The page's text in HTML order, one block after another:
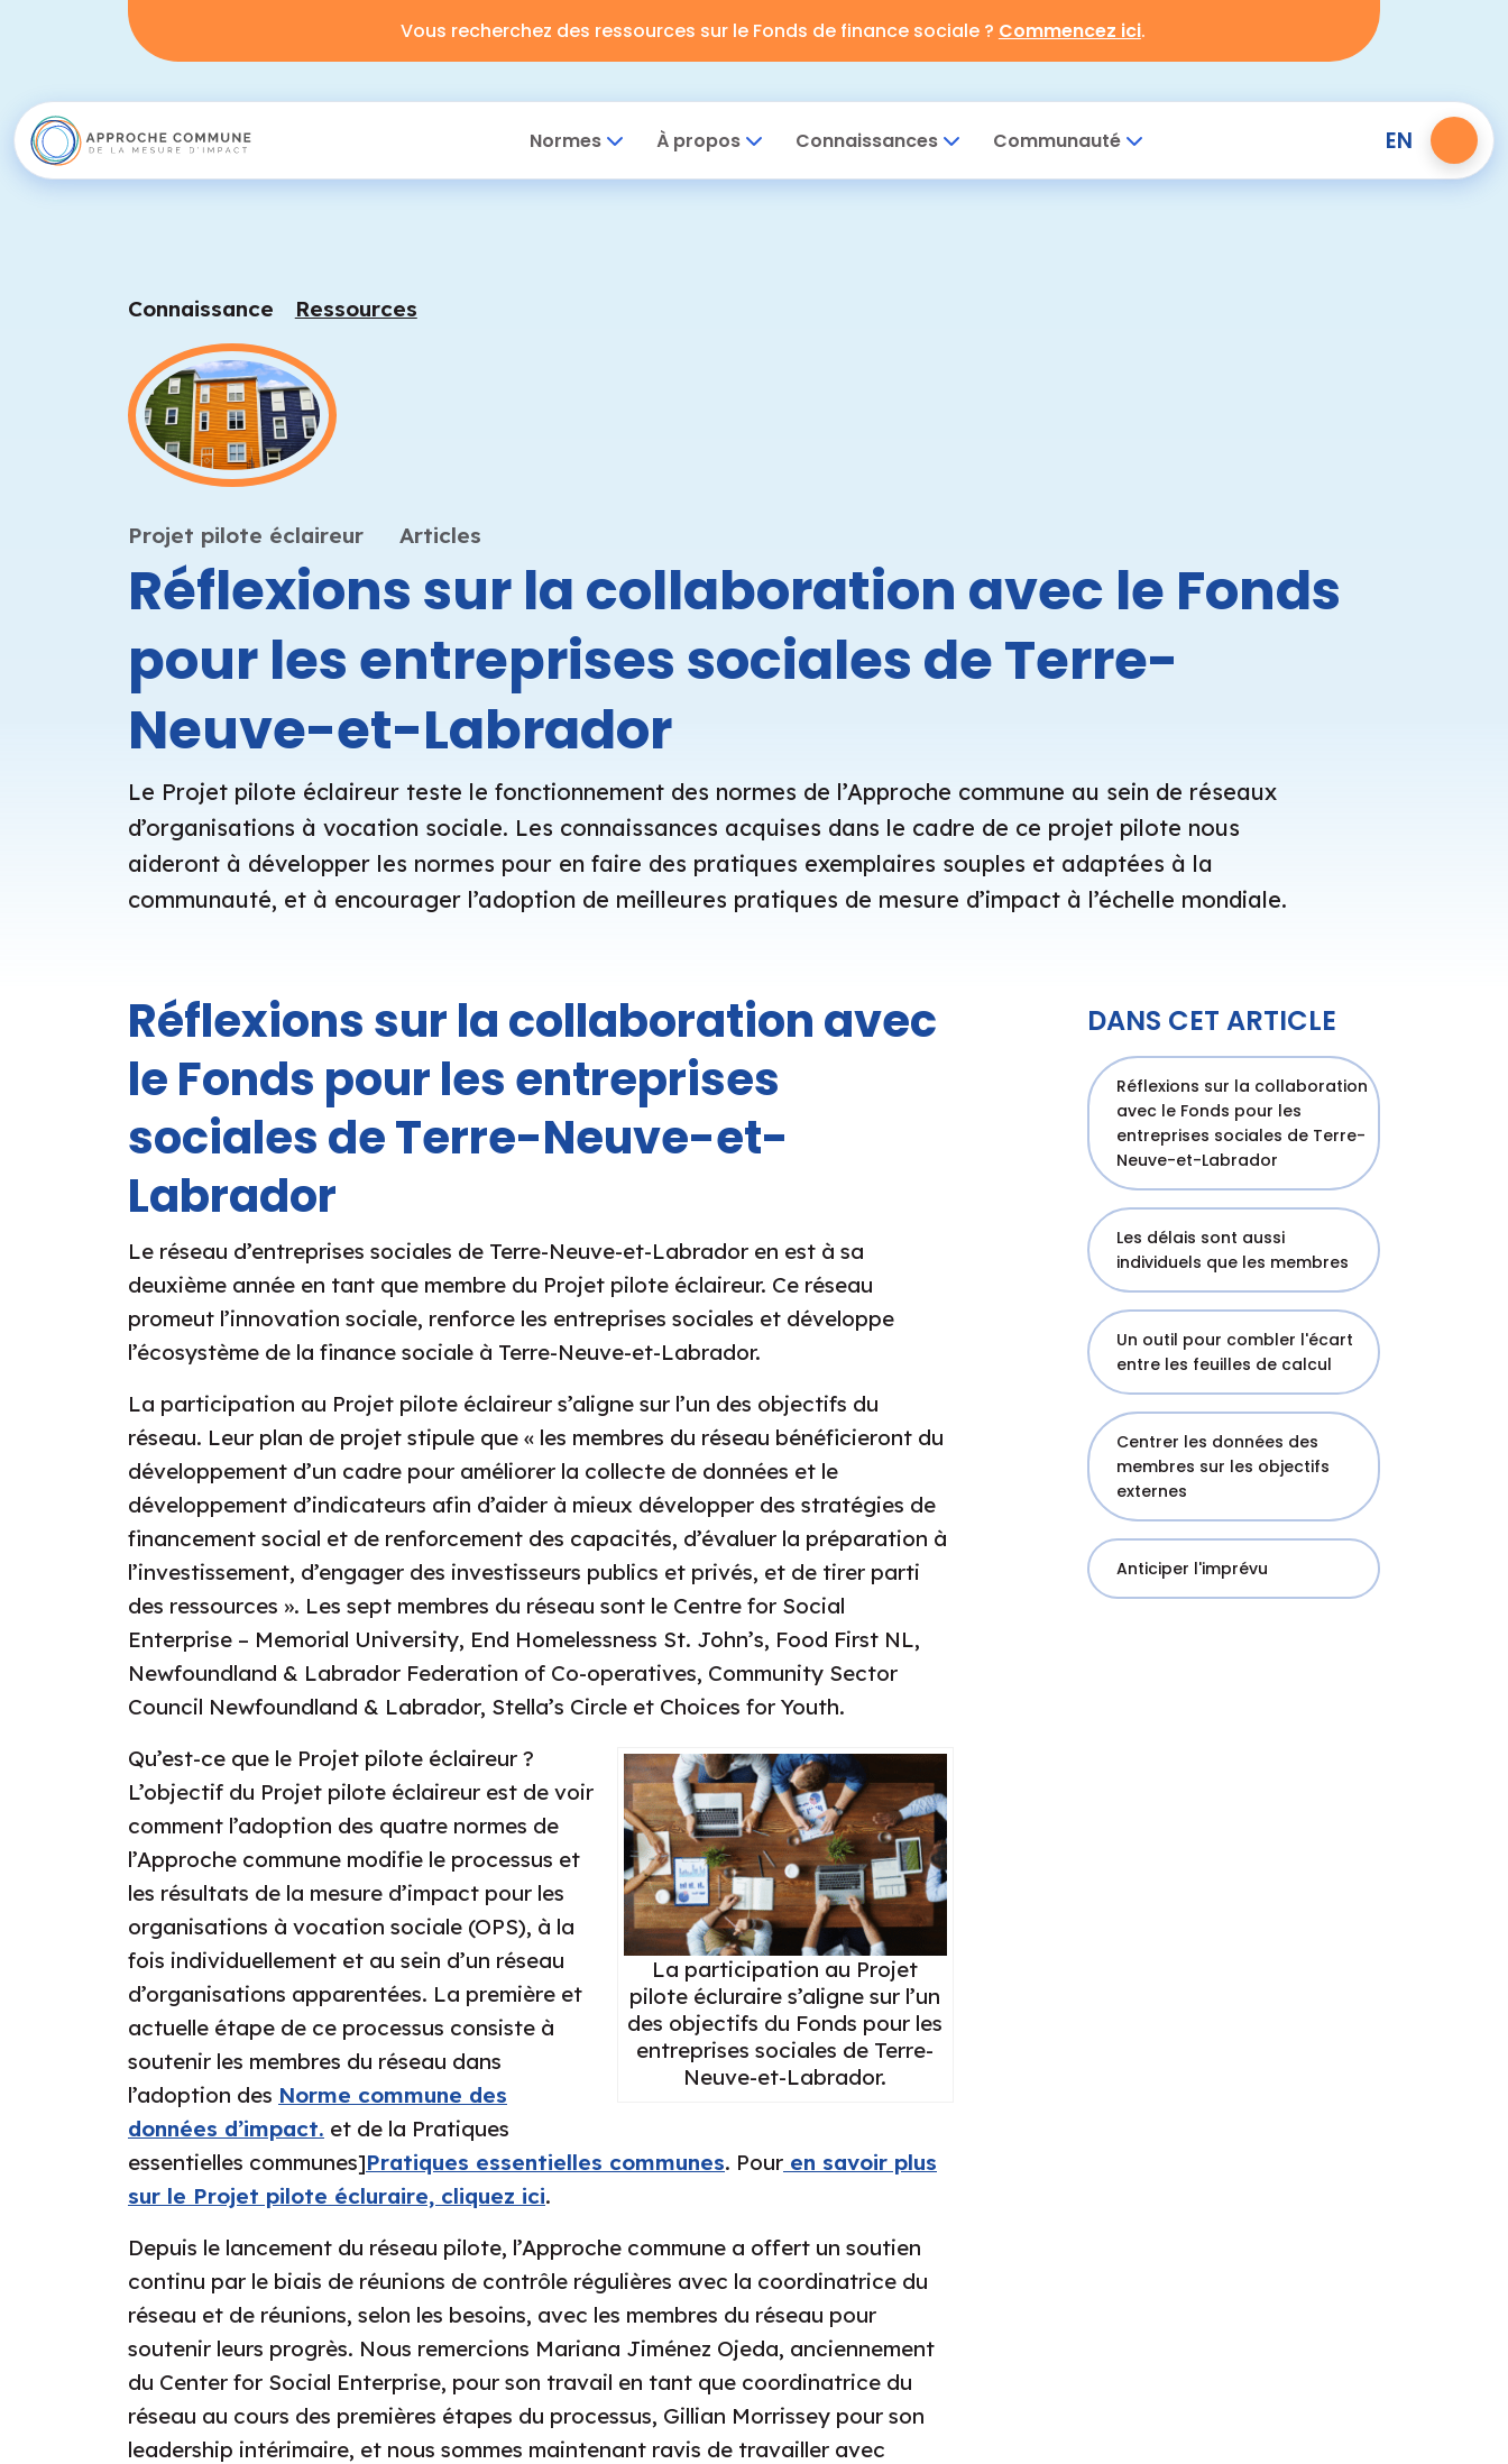
Vous recherchez des ressources sur le Fonds de finance sociale ? Commencez ici.
Normes À propos Connaissances Communauté EN
Connaissance Ressources
Projet pilote éclaireur Articles
Réflexions sur la collaboration avec le Fonds
pour les entreprises sociales de Terre-
Neuve-et-Labrador
Le Projet pilote éclaireur teste le fonctionnement des normes de l’Approche commune au sein de réseaux
d’organisations à vocation sociale. Les connaissances acquises dans le cadre de ce projet pilote nous
aideront à développer les normes pour en faire des pratiques exemplaires souples et adaptées à la
communauté, et à encourager l’adoption de meilleures pratiques de mesure d’impact à l’échelle mondiale.
Réflexions sur la collaboration avec
le Fonds pour les entreprises
sociales de Terre-Neuve-et-
Labrador
Le réseau d’entreprises sociales de Terre-Neuve-et-Labrador en est à sa
deuxième année en tant que membre du Projet pilote éclaireur. Ce réseau
promeut l’innovation sociale, renforce les entreprises sociales et développe
l’écosystème de la finance sociale à Terre-Neuve-et-Labrador.
La participation au Projet pilote éclaireur s’aligne sur l’un des objectifs du
réseau. Leur plan de projet stipule que « les membres du réseau bénéficieront du
développement d’un cadre pour améliorer la collecte de données et le
développement d’indicateurs afin d’aider à mieux développer des stratégies de
financement social et de renforcement des capacités, d’évaluer la préparation à
l’investissement, d’engager des investisseurs publics et privés, et de tirer parti
des ressources ». Les sept membres du réseau sont le Centre for Social
Enterprise – Memorial University, End Homelessness St. John’s, Food First NL,
Newfoundland & Labrador Federation of Co-operatives, Community Sector
Council Newfoundland & Labrador, Stella’s Circle et Choices for Youth.
La participation au Projet
pilote écluraire s’aligne sur l’un
des objectifs du Fonds pour les
entreprises sociales de Terre-
Neuve-et-Labrador.
Qu’est-ce que le Projet pilote éclaireur ?
L’objectif du Projet pilote éclaireur est de voir
comment l’adoption des quatre normes de
l’Approche commune modifie le processus et
les résultats de la mesure d’impact pour les
organisations à vocation sociale (OPS), à la
fois individuellement et au sein d’un réseau
d’organisations apparentées. La première et
actuelle étape de ce processus consiste à
soutenir les membres du réseau dans
l’adoption des Norme commune des
données d’impact. et de la Pratiques
essentielles communes]Pratiques essentielles communes. Pour en savoir plus
sur le Projet pilote écluraire, cliquez ici.
Depuis le lancement du réseau pilote, l’Approche commune a offert un soutien
continu par le biais de réunions de contrôle régulières avec la coordinatrice du
réseau et de réunions, selon les besoins, avec les membres du réseau pour
soutenir leurs progrès. Nous remercions Mariana Jiménez Ojeda, anciennement
du Center for Social Enterprise, pour son travail en tant que coordinatrice du
réseau au cours des premières étapes du processus, Gillian Morrissey pour son
leadership intérimaire, et nous sommes maintenant ravis de travailler avec
DANS CET ARTICLE
Réflexions sur la collaboration
avec le Fonds pour les
entreprises sociales de Terre-
Neuve-et-Labrador
Les délais sont aussi
individuels que les membres
Un outil pour combler l'écart
entre les feuilles de calcul
Centrer les données des
membres sur les objectifs
externes
Anticiper l'imprévu